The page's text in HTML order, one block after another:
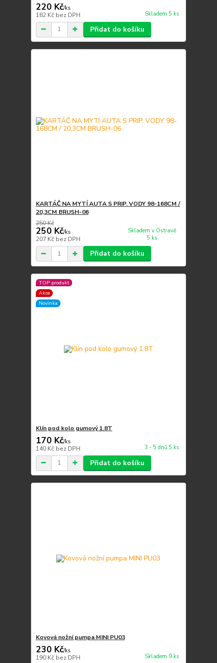
220 Kč/ks
182 Kč bez DPH Skladem 5 ks
Přidat do košíku
KARTÁČ NA MYTÍ AUTA S PRIP. VODY 98-168CM /
20,3CM BRUSH-06
250 Kč
250 Kč/ks
207 Kč bez DPH
Skladem v Ostravě
5 ks
Přidat do košíku
TOP produkt
Akce
Novinka
Klín pod kolo gumový 1.8T
170 Kč/ks
140 Kč bez DPH 3 - 5 dnů 5 ks
Přidat do košíku
Kovová nožní pumpa MINI PU03
230 Kč/ks
190 Kč bez DPH Skladem 9 ks